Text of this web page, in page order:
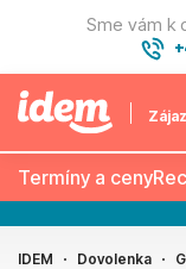
Sme vám k
Termíny a ceny
IDEM Dovolenka